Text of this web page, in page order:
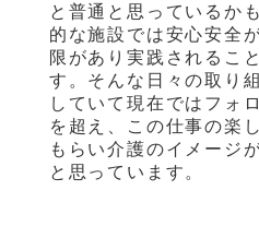
と普通と思っているか
的な施設では安心安全
限があり実践されるこ
す。そんな日々の取り
していて現在ではフォ
を超え、この仕事の楽
もらい介護のイメージ
と思っています。